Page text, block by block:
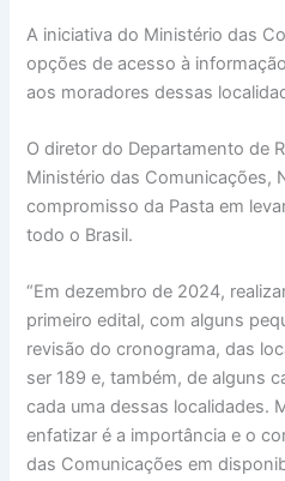
A iniciativa do Ministério das
opções de acesso à
aos moradores dessas
O diretor do Departamento de
Ministério das Comunicações,
compromisso da Pasta em
todo o Brasil.
“Em dezembro de 2024,
primeiro edital, com alguns
revisão do cronograma, das
ser 189 e, também, de alguns
cada uma dessas localidades.
enfatizar é a importância e o
das Comunicações em